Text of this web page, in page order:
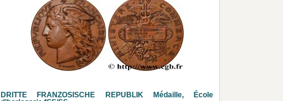
DRITTE FRANZOSISCHE REPUBLIK Médaille, École